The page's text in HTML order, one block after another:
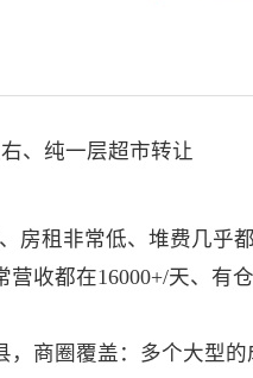
、纯一层超市转让
房租非常低、堆费几乎
收都在16000+/天、有
商圈覆盖：多个大型